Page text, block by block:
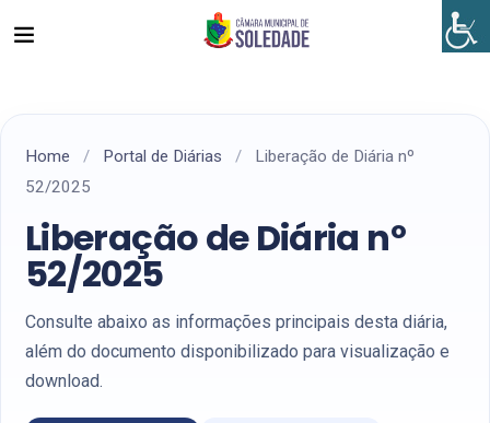
Home / Portal de Diárias /
Liberação de Diária nº
52/2025
Liberação de Diária nº
52/2025
Consulte abaixo as informações principais desta diária,
além do documento disponibilizado para visualização e
download.